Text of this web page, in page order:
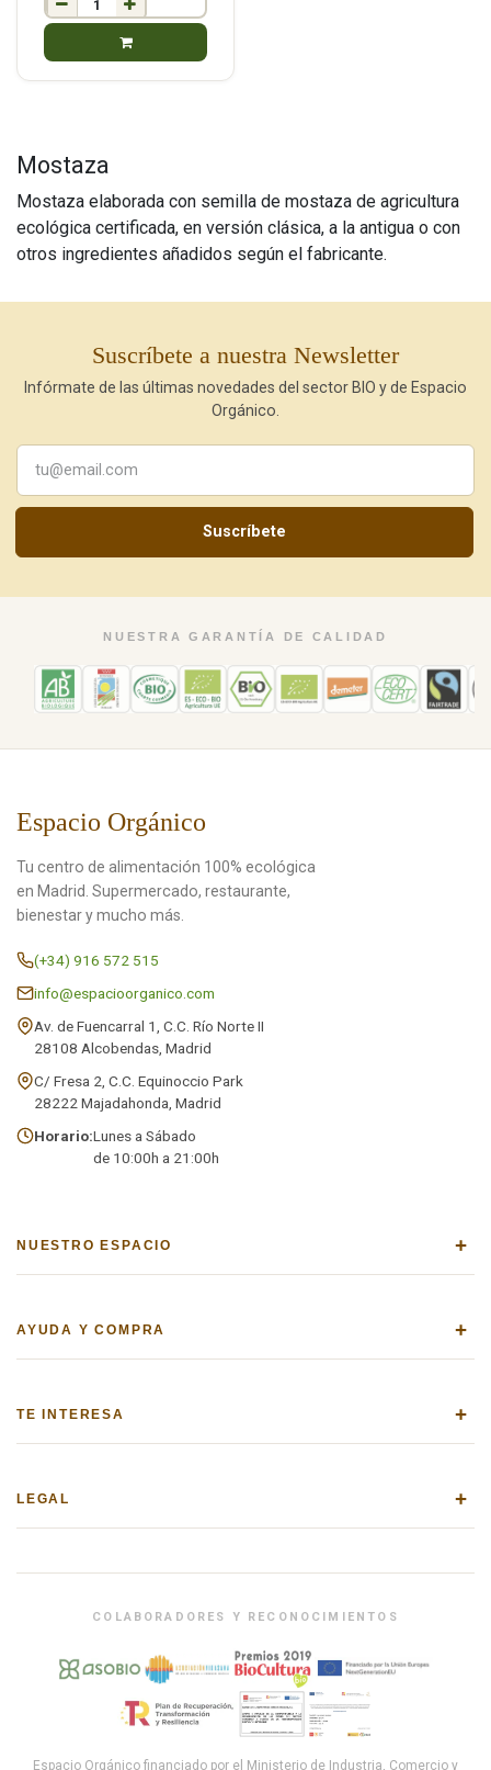
Mostaza
Mostaza elaborada con semilla de mostaza de agricultura
ecológica certificada, en versión clásica, a la antigua o con
otros ingredientes añadidos según el fabricante.
Suscríbete a nuestra Newsletter
Infórmate de las últimas novedades del sector BIO y de Espacio
Orgánico.
Suscríbete
NUESTRA GARANTÍA DE CALIDAD
Espacio Orgánico
Tu centro de alimentación 100% ecológica
en Madrid. Supermercado, restaurante,
bienestar y mucho más.
(+34) 916 572 515
info@espacioorganico.com
Av. de Fuencarral 1, C.C. Río Norte II
28108 Alcobendas, Madrid
C/ Fresa 2, C.C. Equinoccio Park
28222 Majadahonda, Madrid
Horario:Lunes a Sábado
de 10:00h a 21:00h
NUESTRO ESPACIO +
AYUDA Y COMPRA +
TE INTERESA +
LEGAL +
COLABORADORES Y RECONOCIMIENTOS
Espacio Orgánico financiado por el Ministerio de Industria, Comercio y